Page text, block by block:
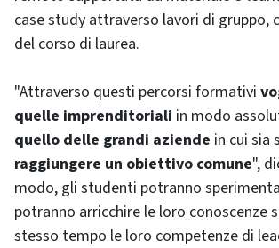
case study attraverso lavori di gruppo,
del corso di laurea.
"Attraverso questi percorsi formativi
quelle imprenditoriali in modo
quello delle grandi aziende in cui sia
raggiungere un obiettivo comune",
modo, gli studenti potranno
potranno arricchire le loro
stesso tempo le loro competenze di